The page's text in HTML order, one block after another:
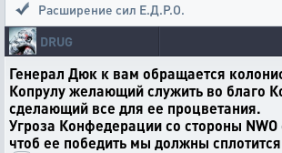
Расширение сил Е.Д.Р.О.
DRUG
Генерал Дюк к вам обращается
Копрулу желающий служить во благо
сделающий все для ее процветания.
Угроза Конфедерации со стороны
чтоб ее победить мы должны